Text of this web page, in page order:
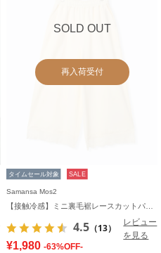
SOLD OUT
再入荷受付
タイムセール対象 SALE
Samansa Mos2
4.5 （13）
レビュー
を見る
¥1,980 -63%OFF-